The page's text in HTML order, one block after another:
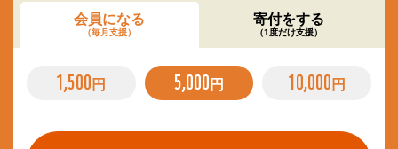
会員になる
（毎月支援）
寄付をする
（1度だけ支援）
1,500 円 5,000 円 10,000 円